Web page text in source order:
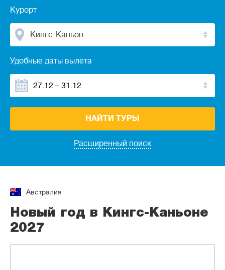
Курорт
Кингс-Каньон
Удобные даты вылета
Расширенный поиск
НАЙТИ ТУРЫ
Австралия
Новый год в Кингс-Каньоне
2027